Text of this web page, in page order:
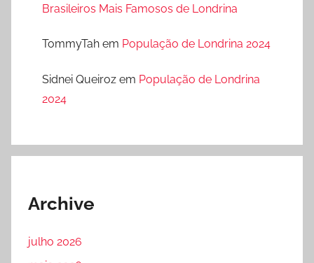
Brasileiros Mais Famosos de Londrina
TommyTah em População de Londrina 2024
Sidnei Queiroz em População de Londrina
2024
Archive
julho 2026